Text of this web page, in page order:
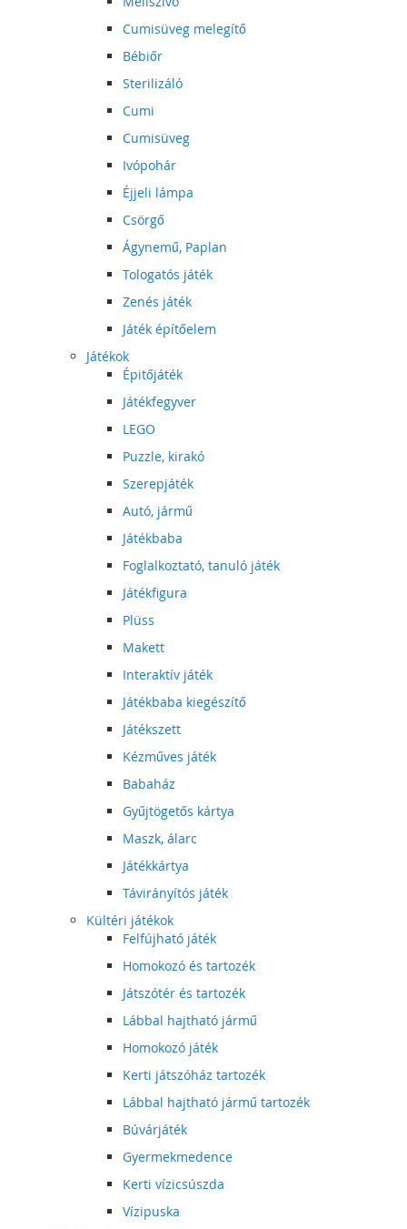
Cumisüveg melegítő
Bébiőr
Sterilizáló
Cumi
Cumisüveg
Ivópohár
Éjjeli lámpa
Csörgő
Ágynemű, Paplan
Tologatós játék
Zenés játék
Játék építőelem
Játékok
Épitőjáték
Játékfegyver
LEGO
Puzzle, kirakó
Szerepjáték
Autó, jármű
Játékbaba
Foglalkoztató, tanuló játék
Játékfigura
Plüss
Makett
Interaktív játék
Játékbaba kiegészítő
Játékszett
Kézműves játék
Babaház
Gyűjtögetős kártya
Maszk, álarc
Játékkártya
Távirányítós játék
Kültéri játékok
Felfújható játék
Homokozó és tartozék
Játszótér és tartozék
Lábbal hajtható jármű
Homokozó játék
Kerti játszóház tartozék
Lábbal hajtható jármű tartozék
Búvárjáték
Gyermekmedence
Kerti vízicsúszda
Vízipuska